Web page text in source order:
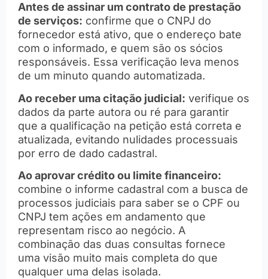
Antes de assinar um contrato de prestação
de serviços: confirme que o CNPJ do
fornecedor está ativo, que o endereço bate
com o informado, e quem são os sócios
responsáveis. Essa verificação leva menos
de um minuto quando automatizada.
Ao receber uma citação judicial: verifique os
dados da parte autora ou ré para garantir
que a qualificação na petição está correta e
atualizada, evitando nulidades processuais
por erro de dado cadastral.
Ao aprovar crédito ou limite financeiro:
combine o informe cadastral com a busca de
processos judiciais para saber se o CPF ou
CNPJ tem ações em andamento que
representam risco ao negócio. A
combinação das duas consultas fornece
uma visão muito mais completa do que
qualquer uma delas isolada.